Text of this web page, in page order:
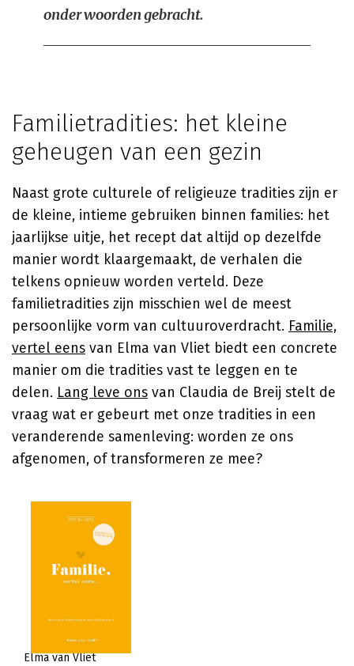
onder woorden gebracht.
Familietradities: het kleine
geheugen van een gezin
Naast grote culturele of religieuze tradities zijn er
de kleine, intieme gebruiken binnen families: het
jaarlijkse uitje, het recept dat altijd op dezelfde
manier wordt klaargemaakt, de verhalen die
telkens opnieuw worden verteld. Deze
familietradities zijn misschien wel de meest
persoonlijke vorm van cultuuroverdracht. Familie,
vertel eens van Elma van Vliet biedt een concrete
manier om die tradities vast te leggen en te
delen. Lang leve ons van Claudia de Breij stelt de
vraag wat er gebeurt met onze tradities in een
veranderende samenleving: worden ze ons
afgenomen, of transformeren ze mee?
Elma van Vliet